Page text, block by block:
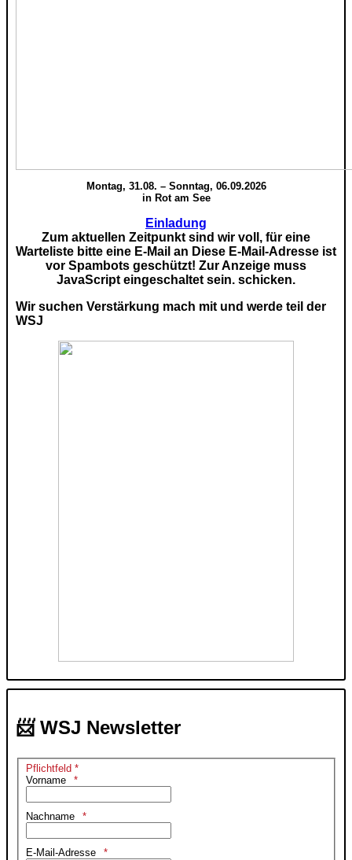
Montag, 31.08. – Sonntag, 06.09.2026
in Rot am See
Einladung
Zum aktuellen Zeitpunkt sind wir voll, für eine
Warteliste bitte eine E-Mail an Diese E-Mail-Adresse ist
vor Spambots geschützt! Zur Anzeige muss
JavaScript eingeschaltet sein. schicken.
Wir suchen Verstärkung mach mit und werde teil der
WSJ
📨 WSJ Newsletter
Pflichtfeld *
Vorname
Nachname
E-Mail-Adresse